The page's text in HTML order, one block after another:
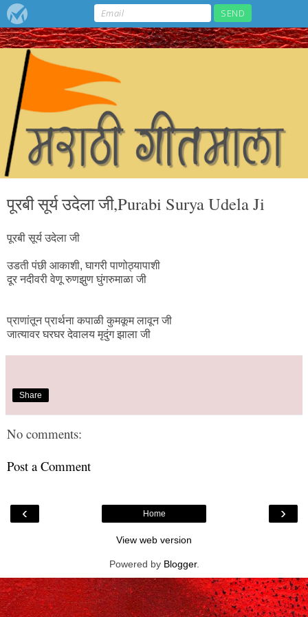
पूरबी सूर्य उदेला जी,Purabi Surya Udela Ji
पूरबी सूर्य उदेला जी
उडती पंछी आकाशी, घागरी पाणोठ्यापाशी
दूर नदीवरी वेणू रुणझुण घुंगरुमाळा जी
प्राणांतून प्रार्थना कपाळी कुमकूम लावून जी
जात्यावर घरघर देवालय मृदुंग झाला जी
Share
No comments:
Post a Comment
‹ ›
Home
View web version
Powered by Blogger.